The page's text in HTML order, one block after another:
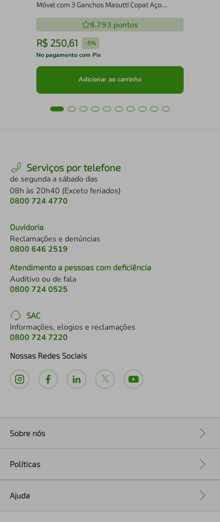
Móvel com 3 Ganchos Masutti Copat Aço
8.793 pontos
R$ 250,61 -5%
No pagamento com Pix
Adicionar ao carrinho
Serviços por telefone
de segunda a sábado das
08h às 20h40 (Exceto feriados)
0800 724 4770
Ouvidoria
Reclamações e denúncias
0800 646 2519
Atendimento a pessoas com deficiência
Auditivo ou de fala
0800 724 0525
SAC
Informações, elogios e reclamações
0800 724 7220
Nossas Redes Sociais
Sobre nós
Políticas
Ajuda